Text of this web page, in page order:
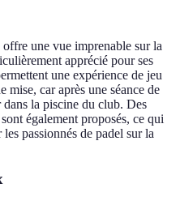
offre une vue imprenable sur la
apprécié pour ses
une expérience de jeu
mise, car après une séance de
la piscine du club. Des
également proposés, ce qui
passionnés de padel sur la